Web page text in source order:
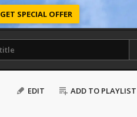
GET SPECIAL OFFER
EDIT ADD TO PLAYLIST